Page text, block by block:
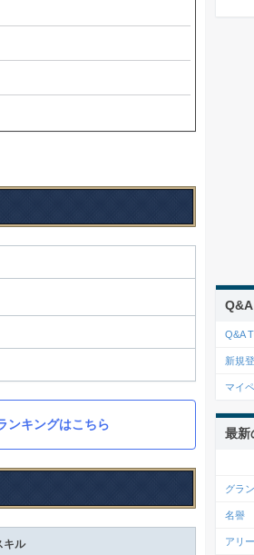
ンキングはこちら
キル
Q&A
新規
マイ
最新
グラ
名譽
アリ